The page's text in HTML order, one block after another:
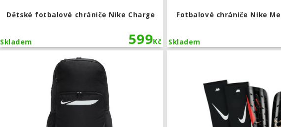
Dětské fotbalové chrániče Nike Charge
599Kč
Skladem
Fotbalové chrániče Nike
Skladem